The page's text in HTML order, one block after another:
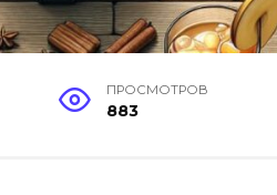
ПРОСМОТРОВ
883